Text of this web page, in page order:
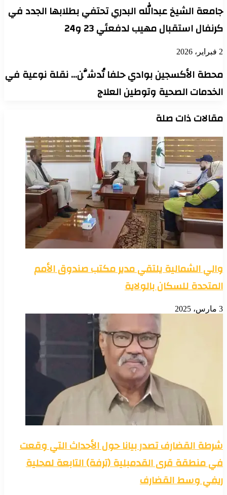
جامعة الشيخ عبدالله البدري تحتفي بطلابها الجدد في
كرنفال استقبال مهيب لدفعتَي 23 و24
2 فبراير، 2026
محطة الأكسجين بوادي حلفا تُدشَّن… نقلة نوعية في
الخدمات الصحية وتوطين العلاج
مقالات ذات صلة
والي الشمالية يلتقي مدير مكتب صندوق الأمم
المتحدة للسكان بالولاية
3 مارس، 2025
شرطة القضارف تصدر بيانا حول الأحداث التي وقعت
في منطقة قرى القدمبلية (ترفة) التابعة لمحلية
ريفي وسط القضارف